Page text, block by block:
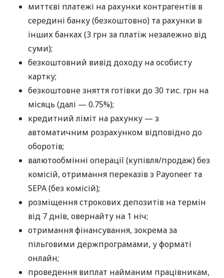
миттєві платежі на рахунки контрагентів в
середині банку (безкоштовно) та рахунки в
інших банках (3 грн за платіж незалежно від
суми);
безкоштовний вивід доходу на особисту
картку;
безкоштовне зняття готівки до 30 тис. грн на
місяць (далі — 0.75%);
кредитний ліміт на рахунку — з
автоматичним розрахунком відповідно до
оборотів;
валютообмінні операції (купівля/продаж) без
комісій, отримання переказів з Payoneer та
SEPA (без комісій);
розміщення строкових депозитів на термін
від 7 днів, овернайту на 1 ніч;
отримання фінансування, зокрема за
пільговими держпрограмами, у форматі
онлайн;
проведення виплат найманим працівникам,